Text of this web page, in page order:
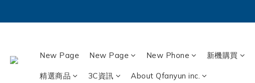
New Page New Page New Phone 新機購買
精選商品 3C資訊 About Qfanyun inc.